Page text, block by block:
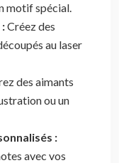
motif spécial.
Créez des
au laser
des aimants
ou un
:
avec vos